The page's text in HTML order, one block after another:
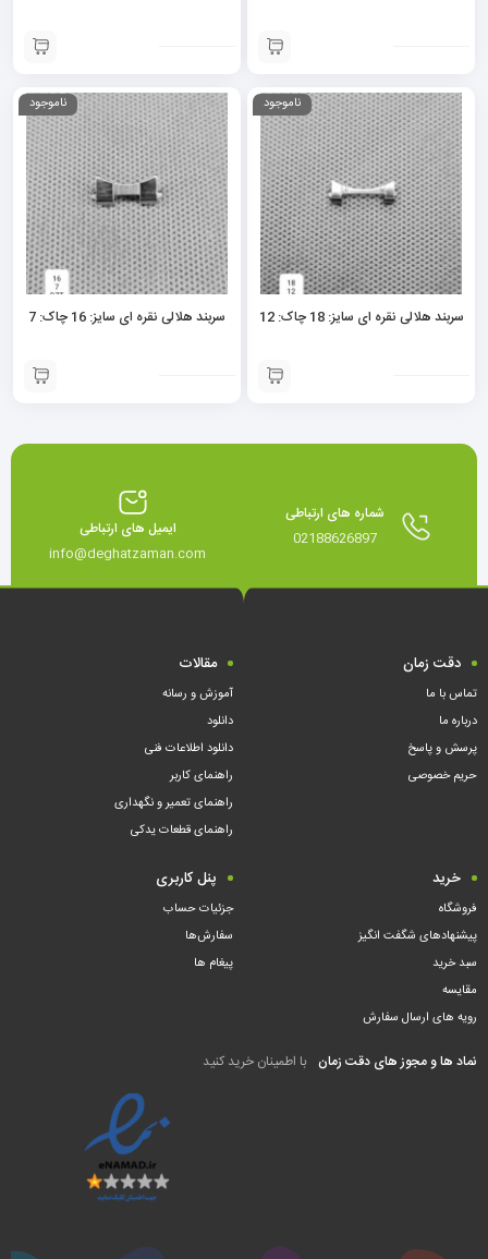
ناموجود
سربند هلالی نقره ای سایز: 18 چاک: 12
ناموجود
سربند هلالی نقره ای سایز: 16 چاک: 7
شماره های ارتباطی
02188626897
ایمیل های ارتباطی
info@deghatzaman.com
دقت زمان
تماس با ما
درباره ما
پرسش و پاسخ
حریم خصوصی
مقالات
آموزش و رسانه
دانلود
دانلود اطلاعات فنی
راهنمای کاربر
راهنمای تعمیر و نگهداری
راهنمای قطعات یدکی
خرید
فروشگاه
پیشنهادهای شگفت انگیز
سبد خرید
مقایسه
رویه های ارسال سفارش
پنل کاربری
جزئیات حساب
سفارش‌ها
پیغام ها
نماد ها و مجوز های دقت زمان با اطمینان خرید کنید